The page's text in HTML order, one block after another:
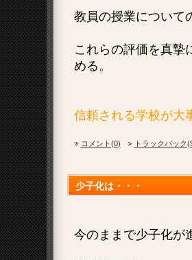
教員の授業について
これらの評価を真摯
める。
信頼される学校が大
コメント(0) トラックバック
少子化は・・・
今のままで少子化が